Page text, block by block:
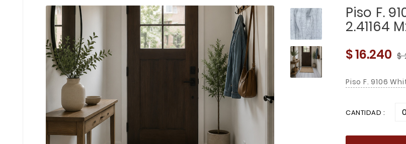
Piso F.
2.41164
$ 16.240 $
Piso F. 9106
CANTIDAD :